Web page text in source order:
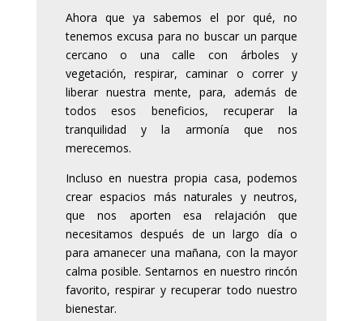
Ahora que ya sabemos el por qué, no
tenemos excusa para no buscar un parque
cercano o una calle con árboles y
vegetación, respirar, caminar o correr y
liberar nuestra mente, para, además de
todos esos beneficios, recuperar la
tranquilidad y la armonía que nos
merecemos.
Incluso en nuestra propia casa, podemos
crear espacios más naturales y neutros,
que nos aporten esa relajación que
necesitamos después de un largo día o
para amanecer una mañana, con la mayor
calma posible. Sentarnos en nuestro rincón
favorito, respirar y recuperar todo nuestro
bienestar.